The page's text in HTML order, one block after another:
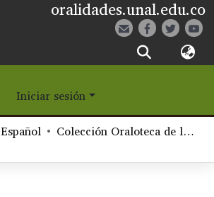
oralidades.unal.edu.co
Iniciar sesión
Español
Colección Oraloteca de la Biblioteca Nacional de Colombia